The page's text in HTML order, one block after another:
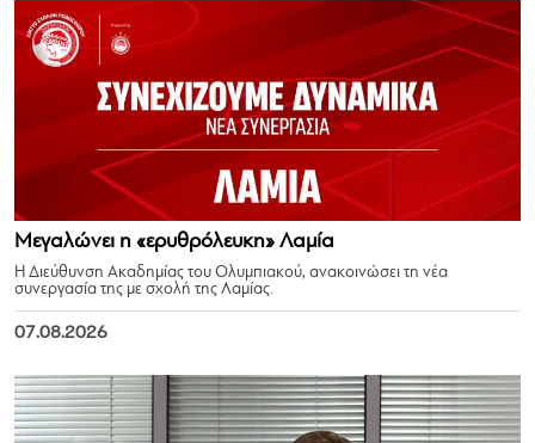
Μεγαλώνει η «ερυθρόλευκη» Λαμία
Η Διεύθυνση Ακαδημίας του Ολυμπιακού, ανακοινώσει τη νέα
συνεργασία της με σχολή της Λαμίας.
07.08.2026